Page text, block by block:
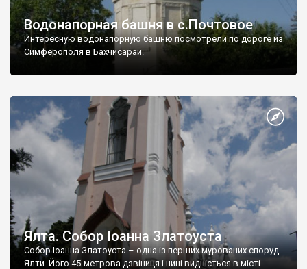
Водонапорная башня в с.Почтовое
Интересную водонапорную башню посмотрели по дороге из
Симферополя в Бахчисарай.
Ялта. Собор Іоанна Златоуста
Собор Іоанна Златоуста – одна із перших мурованих споруд
Ялти. Його 45-метрова дзвіниця і нині видніється в місті